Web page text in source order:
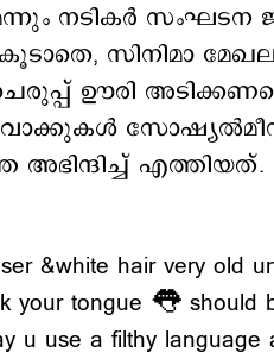
നടികർ സംഘടന
സിനിമാ
ഊരി
അഭിന്ദിച്ച് എത്തിയത്.
&white hair very old
your tongue 👅 should
u use a filthy